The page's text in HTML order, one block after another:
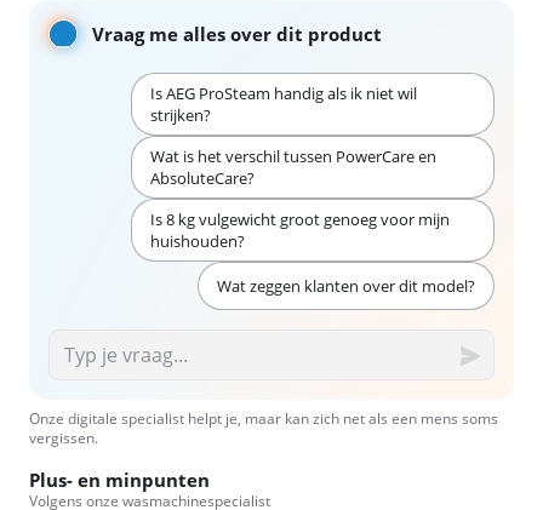
Vraag me alles over dit product
Is AEG ProSteam handig als ik niet wil
strijken?
Wat is het verschil tussen PowerCare en
AbsoluteCare?
Is 8 kg vulgewicht groot genoeg voor mijn
huishouden?
Wat zeggen klanten over dit model?
Onze digitale specialist helpt je, maar kan zich net als een mens soms
vergissen.
Plus- en minpunten
Volgens onze wasmachinespecialist